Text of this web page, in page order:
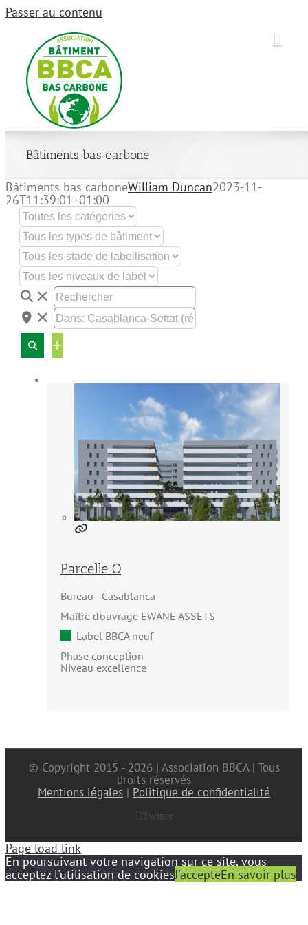
Passer au contenu
Bâtiments bas carbone
Bâtiments bas carboneWilliam Duncan2023-11-
26T11:39:01+01:00
Parcelle O
Bureau
Casablanca
Maître d'ouvrage EWANE ASSETS
Label BBCA neuf
Phase conception
Niveau excellence
© Copyright 2015 - 2026 | Association BBCA | Tous
droits réservés
Mentions légales | Politique de confidentialité
Twitter
Page load link
En poursuivant votre navigation sur ce site, vous
acceptez l'utilisation de cookiesJ'accepteEn savoir plus